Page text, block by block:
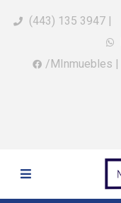
(443) 135 3947 |
/MInmuebles |